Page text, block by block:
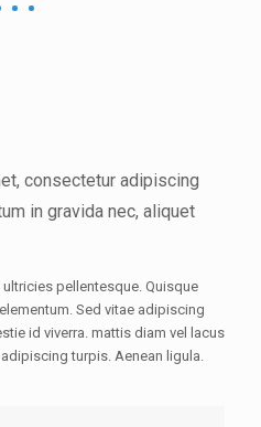
consectetur adipiscing
in gravida nec, aliquet
pellentesque. Quisque
Sed vitae adipiscing
id viverra. mattis diam vel lacus
turpis. Aenean ligula.